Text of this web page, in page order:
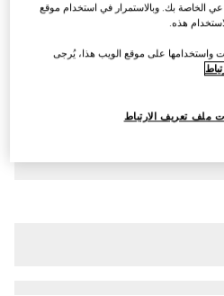
الخاصة بك. وبالاستمرار في استخدام موقع
هذه.
واستخدامها على موقع الويب هذا، يُرجى
ملف تعريف الارتباط